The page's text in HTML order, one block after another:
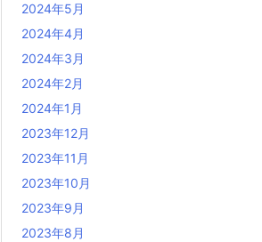
2024年5月
2024年4月
2024年3月
2024年2月
2024年1月
2023年12月
2023年11月
2023年10月
2023年9月
2023年8月